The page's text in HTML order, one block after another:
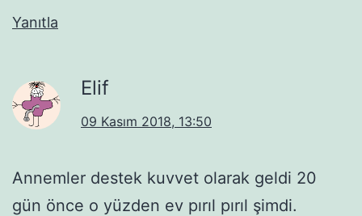
Yanıtla
Elif
09 Kasım 2018, 13:50
Annemler destek kuvvet olarak geldi 20
gün önce o yüzden ev pırıl pırıl şimdi.